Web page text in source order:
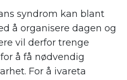
syndrom kan blant
å organisere dagen og
vil derfor trenge
å få nødvendig
For å ivareta